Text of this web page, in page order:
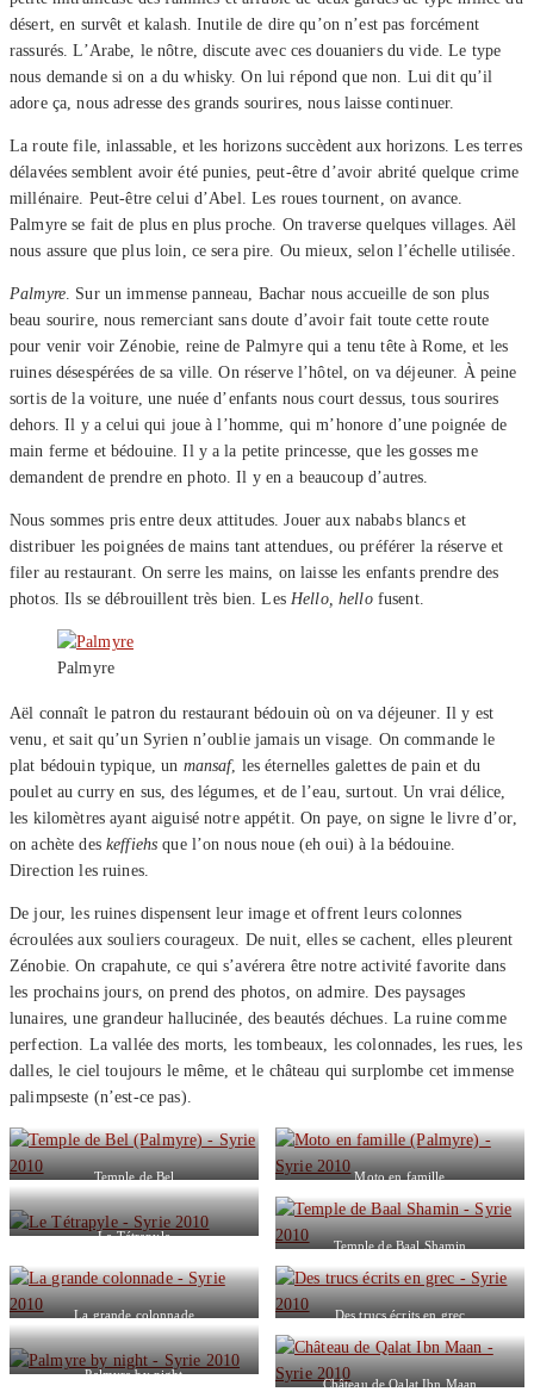
désert, en survêt et kalash. Inutile de dire qu’on n’est pas forcément
rassurés. L’Arabe, le nôtre, discute avec ces douaniers du vide. Le type
nous demande si on a du whisky. On lui répond que non. Lui dit qu’il
adore ça, nous adresse des grands sourires, nous laisse continuer.
La route file, inlassable, et les horizons succèdent aux horizons. Les terres
délavées semblent avoir été punies, peut-être d’avoir abrité quelque crime
millénaire. Peut-être celui d’Abel. Les roues tournent, on avance.
Palmyre se fait de plus en plus proche. On traverse quelques villages. Aël
nous assure que plus loin, ce sera pire. Ou mieux, selon l’échelle utilisée.
Palmyre. Sur un immense panneau, Bachar nous accueille de son plus
beau sourire, nous remerciant sans doute d’avoir fait toute cette route
pour venir voir Zénobie, reine de Palmyre qui a tenu tête à Rome, et les
ruines désespérées de sa ville. On réserve l’hôtel, on va déjeuner. À peine
sortis de la voiture, une nuée d’enfants nous court dessus, tous sourires
dehors. Il y a celui qui joue à l’homme, qui m’honore d’une poignée de
main ferme et bédouine. Il y a la petite princesse, que les gosses me
demandent de prendre en photo. Il y en a beaucoup d’autres.
Nous sommes pris entre deux attitudes. Jouer aux nababs blancs et
distribuer les poignées de mains tant attendues, ou préférer la réserve et
filer au restaurant. On serre les mains, on laisse les enfants prendre des
photos. Ils se débrouillent très bien. Les Hello, hellofusent.
Palmyre
Aël connaît le patron du restaurant bédouin où on va déjeuner. Il y est
venu, et sait qu’un Syrien n’oublie jamais un visage. On commande le
plat bédouin typique, un mansaf, les éternelles galettes de pain et du
poulet au curry en sus, des légumes, et de l’eau, surtout. Un vrai délice,
les kilomètres ayant aiguisé notre appétit. On paye, on signe le livre d’or,
on achète des keffiehs que l’on nous noue (eh oui) à la bédouine.
Direction les ruines.
De jour, les ruines dispensent leur image et offrent leurs colonnes
écroulées aux souliers courageux. De nuit, elles se cachent, elles pleurent
Zénobie. On crapahute, ce qui s’avérera être notre activité favorite dans
les prochains jours, on prend des photos, on admire. Des paysages
lunaires, une grandeur hallucinée, des beautés déchues. La ruine comme
perfection. La vallée des morts, les tombeaux, les colonnades, les rues, les
dalles, le ciel toujours le même, et le château qui surplombe cet immense
palimpseste (n’est-ce pas).
Temple de Bel Moto en famille
Le Tétrapyle
Temple de Baal Shamin
La grande colonnade Des trucs écrits en grec
Palmyre by night
Château de Qalat Ibn Maan